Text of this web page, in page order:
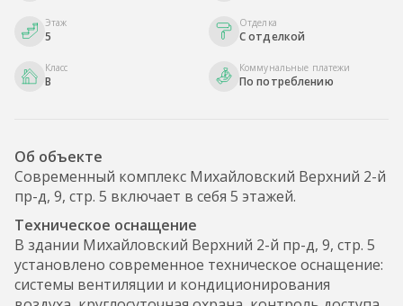
Этаж
5
Отделка
С отделкой
Класс
B
Коммунальные платежи
По потреблению
Об объекте
Современный комплекс Михайловский Верхний 2-й
пр-д, 9, стр. 5 включает в себя 5 этажей.
Техническое оснащение
В здании Михайловский Верхний 2-й пр-д, 9, стр. 5
установлено современное техническое оснащение:
системы вентиляции и кондиционирования